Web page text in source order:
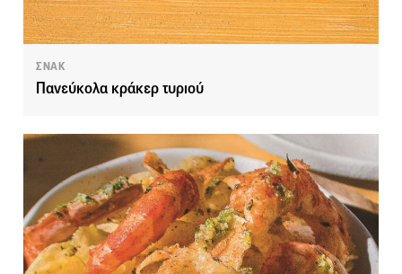
ΣΝΑΚ
Πανεύκολα κράκερ τυριού